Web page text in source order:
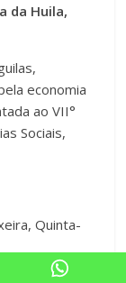
da Huila,
economia
ao VII°
Sociais,
Quinta-